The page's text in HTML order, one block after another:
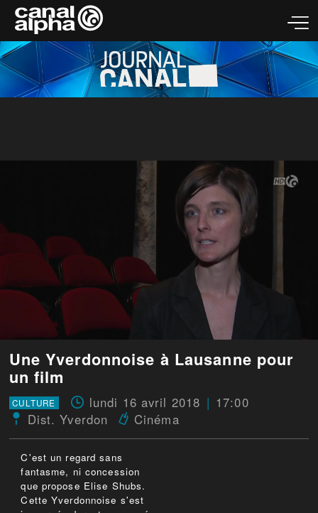
Une Yverdonnoise à Lausanne pour
un film
CULTURE lundi 16 avril 2018
17:00
Dist. Yverdon
Cinéma
C'est un regard sans
fantasme, ni concession
que propose Elise Shubs.
Cette Yverdonnoise s'est